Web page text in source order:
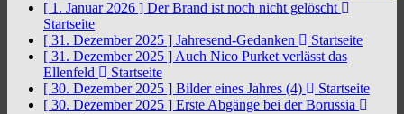
[ 1. Januar 2026 ] Der Brand ist noch nicht gelöscht
Startseite
[ 31. Dezember 2025 ] Jahresend-Gedanken
Startseite
[ 31. Dezember 2025 ] Auch Nico Purket verlässt das
Ellenfeld
Startseite
[ 30. Dezember 2025 ] Bilder eines Jahres (4)
Startseite
[ 30. Dezember 2025 ] Erste Abgänge bei der Borussia